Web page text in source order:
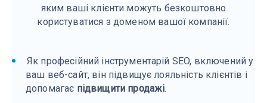
яким ваші клієнти можуть безкоштовно
користуватися з доменом вашої компанії.
Як професійний інструментарій SEO, включений у
ваш веб-сайт, він підвищує лояльність клієнтів і
допомагає підвищити продажі.